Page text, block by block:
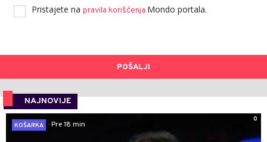
Pristajete na pravila korišćenja Mondo portala.
POŠALJI
NAJNOVIJE
0
KOŠARKA
Pre 18 min